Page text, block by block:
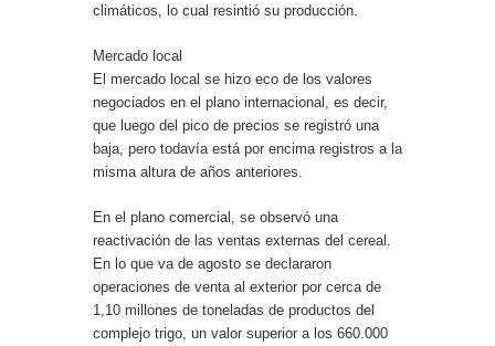
climáticos, lo cual resintió su producción.
Mercado local
El mercado local se hizo eco de los valores
negociados en el plano internacional, es decir,
que luego del pico de precios se registró una
baja, pero todavía está por encima registros a la
misma altura de años anteriores.
En el plano comercial, se observó una
reactivación de las ventas externas del cereal.
En lo que va de agosto se declararon
operaciones de venta al exterior por cerca de
1,10 millones de toneladas de productos del
complejo trigo, un valor superior a los 660.000